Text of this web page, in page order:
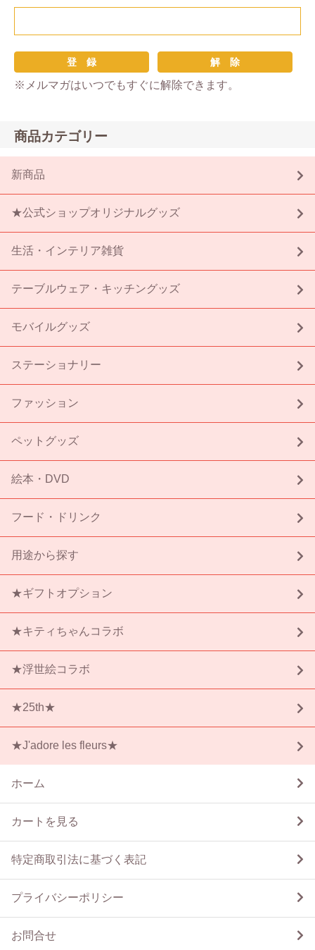
※メルマガはいつでもすぐに解除できます。
商品カテゴリー
新商品
★公式ショップオリジナルグッズ
生活・インテリア雑貨
テーブルウェア・キッチングッズ
モバイルグッズ
ステーショナリー
ファッション
ペットグッズ
絵本・DVD
フード・ドリンク
用途から探す
★ギフトオプション
★キティちゃんコラボ
★浮世絵コラボ
★25th★
★J'adore les fleurs★
ホーム
カートを見る
特定商取引法に基づく表記
プライバシーポリシー
お問合せ